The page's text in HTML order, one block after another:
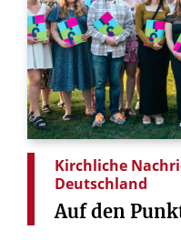
Kirchliche
Deutschland
Auf den